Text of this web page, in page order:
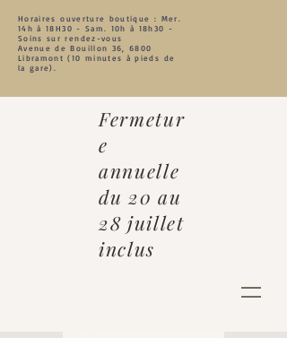
Horaires ouverture boutique : Mer.
14h à 18H30 - Sam. 10h à 18h30 -
Soins sur rendez-vous
Avenue de Bouillon 36, 6800
Libramont (10 minutes à pieds de
la gare).
Fermetur
e
annuelle
du 20 au
28 juillet
inclus